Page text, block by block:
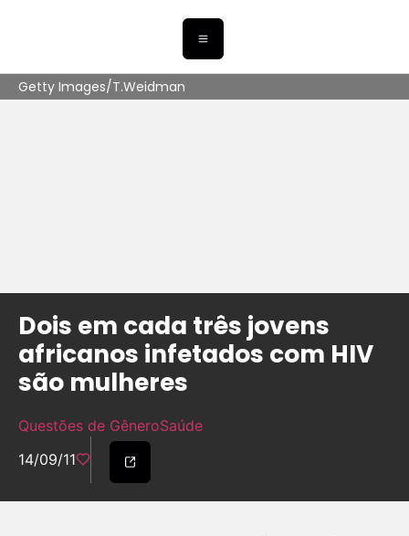
Getty Images/T.Weidman
Dois em cada três jovens
africanos infetados com HIV
são mulheres
Questões de GêneroSaúde
14/09/11